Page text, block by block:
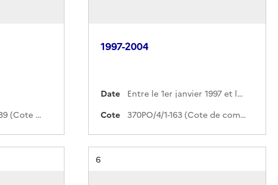
536PO/2016098/1-139 (Cote de commande)
1997-2004
Date
Entre le 1er janvier 1997 et le 31 décembre 2004
Cote
370PO/4/1-163 (Cote de commande)
Résultat n°
6